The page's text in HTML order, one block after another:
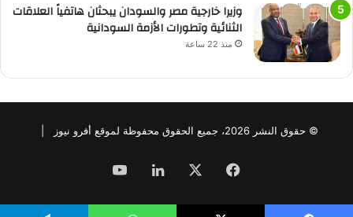
وزيرا خارجية مصر والسودان يبحثان هاتفياً العلاقات
الثنائية وتطورات الأزمة السودانية
منذ 22 ساعة
© حقوق النشر 2026، جميع الحقوق محفوظة لموقع أفرو نيوز |
فيسبوك لينكدإن‫YouTube